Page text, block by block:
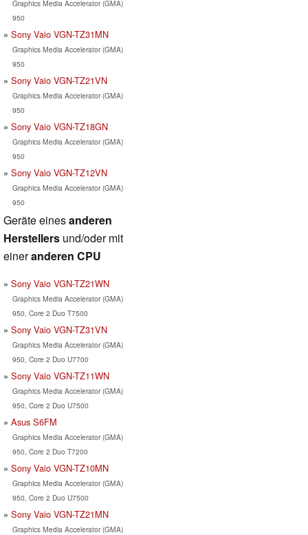
Graphics Media Accelerator (GMA)
950
Sony Vaio VGN-TZ31MN
Graphics Media Accelerator (GMA)
950
Sony Vaio VGN-TZ21VN
Graphics Media Accelerator (GMA)
950
Sony Vaio VGN-TZ18GN
Graphics Media Accelerator (GMA)
950
Sony Vaio VGN-TZ12VN
Graphics Media Accelerator (GMA)
950
Geräte einesanderen
Herstellers und/oder mit
eineranderen CPU
Sony Vaio VGN-TZ21WN
Graphics Media Accelerator (GMA)
950, Core 2 Duo T7500
Sony Vaio VGN-TZ31VN
Graphics Media Accelerator (GMA)
950, Core 2 Duo U7700
Sony Vaio VGN-TZ11WN
Graphics Media Accelerator (GMA)
950, Core 2 Duo U7500
Asus S6FM
Graphics Media Accelerator (GMA)
950, Core 2 Duo T7200
Sony Vaio VGN-TZ10MN
Graphics Media Accelerator (GMA)
950, Core 2 Duo U7500
Sony Vaio VGN-TZ21MN
Graphics Media Accelerator (GMA)